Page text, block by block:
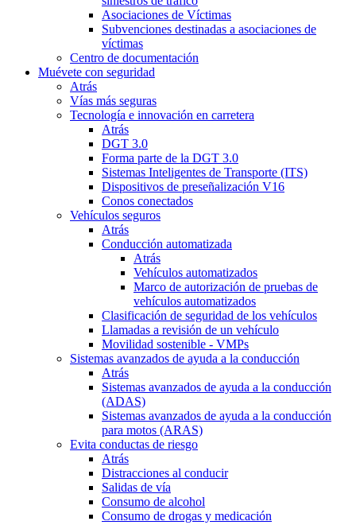
Asociaciones de Víctimas
Subvenciones destinadas a asociaciones de
víctimas
Centro de documentación
Muévete con seguridad
Atrás
Vías más seguras
Tecnología e innovación en carretera
Atrás
DGT 3.0
Forma parte de la DGT 3.0
Sistemas Inteligentes de Transporte (ITS)
Dispositivos de preseñalización V16
Conos conectados
Vehículos seguros
Atrás
Conducción automatizada
Atrás
Vehículos automatizados
Marco de autorización de pruebas de
vehículos automatizados
Clasificación de seguridad de los vehículos
Llamadas a revisión de un vehículo
Movilidad sostenible - VMPs
Sistemas avanzados de ayuda a la conducción
Atrás
Sistemas avanzados de ayuda a la conducción
(ADAS)
Sistemas avanzados de ayuda a la conducción
para motos (ARAS)
Evita conductas de riesgo
Atrás
Distracciones al conducir
Salidas de vía
Consumo de alcohol
Consumo de drogas y medicación